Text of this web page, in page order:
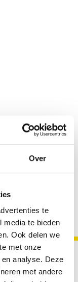
Over
te
media te bieden
Ook delen we
met onze
analyse. Deze
met andere
(IGGZ)
VAN